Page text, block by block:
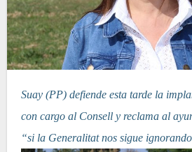
Suay (PP) defiende esta tarde la
con cargo al Consell y reclama al
“si la Generalitat nos sigue